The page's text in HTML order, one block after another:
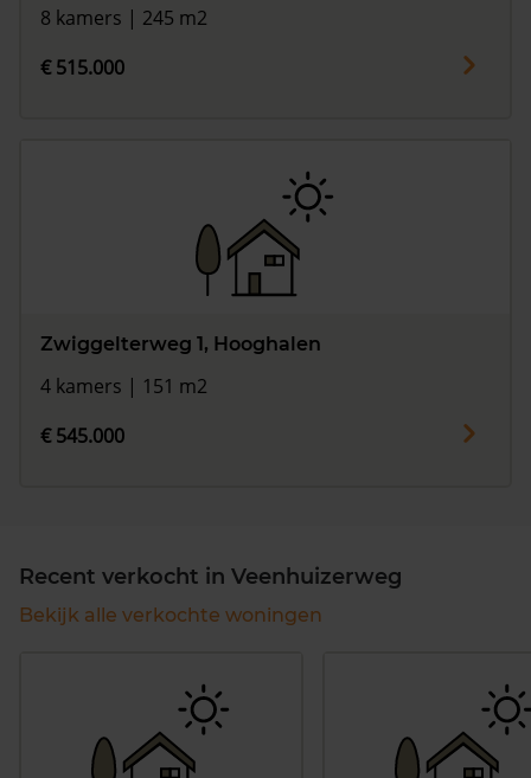
8 kamers | 245 m2
€ 515.000
Zwiggelterweg 1, Hooghalen
4 kamers | 151 m2
€ 545.000
Recent verkocht in Veenhuizerweg
Bekijk alle verkochte woningen